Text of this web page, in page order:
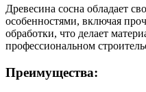
Древесина сосна обладает
особенностями, включая
обработки, что делает
профессиональном
Преимущества: